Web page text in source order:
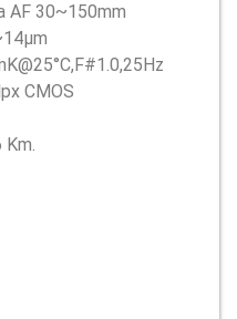
AF 30~150mm
CMOS
Km.